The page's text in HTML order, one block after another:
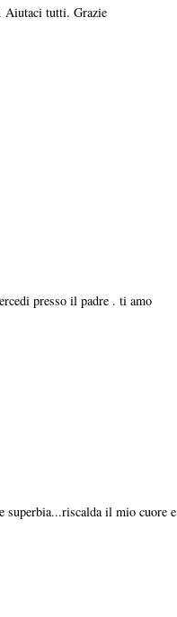
Aiutaci tutti. Grazie
presso il padre . ti amo
superbia...riscalda il mio cuore e